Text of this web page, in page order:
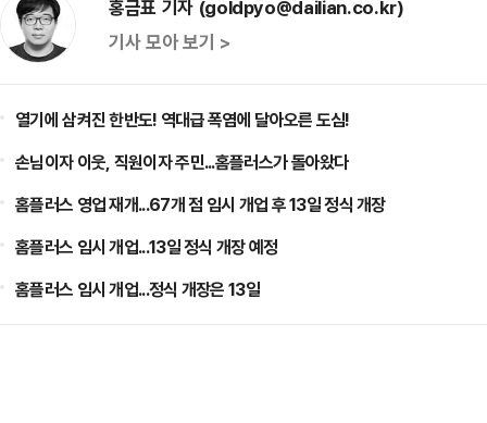
홍금표 기자 (goldpyo@dailian.co.kr)
기사 모아 보기 >
열기에 삼켜진 한반도! 역대급 폭염에 달아오른 도심!
손님이자 이웃, 직원이자 주민...홈플러스가 돌아왔다
홈플러스 영업 재개...67개 점 임시 개업 후 13일 정식 개장
홈플러스 임시 개업...13일 정식 개장 예정
홈플러스 임시 개업...정식 개장은 13일